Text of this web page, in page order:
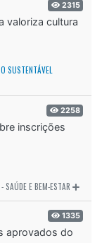
2315
valoriza cultura
SUSTENTÁVEL
2258
inscrições
SAÚDE E BEM-ESTAR
1335
aprovados do